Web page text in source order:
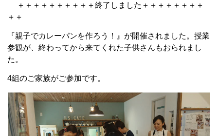
＋＋＋＋＋＋＋＋＋＋終了しました＋＋＋＋＋＋＋＋
＋＋
『親子でカレーパンを作ろう！』が開催されました。授業
参観が、終わってから来てくれた子供さんもおられまし
た。
4組のご家族がご参加です。